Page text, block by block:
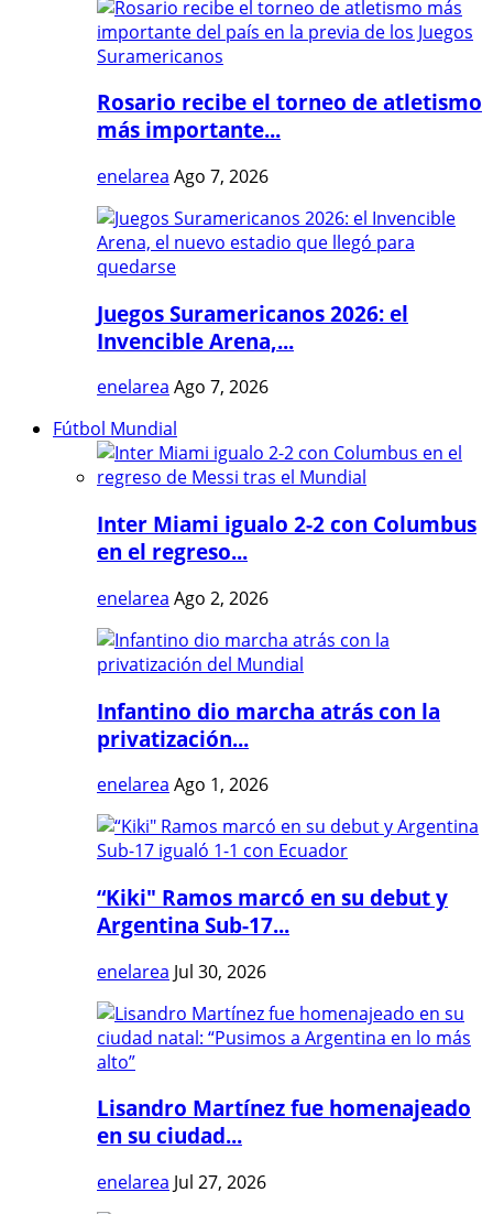
Rosario recibe el torneo de atletismo
más importante...
enelarea Ago 7, 2026
Juegos Suramericanos 2026: el
Invencible Arena,...
enelarea Ago 7, 2026
Fútbol Mundial
Inter Miami igualo 2-2 con Columbus
en el regreso...
enelarea Ago 2, 2026
Infantino dio marcha atrás con la
privatización...
enelarea Ago 1, 2026
“Kiki" Ramos marcó en su debut y
Argentina Sub-17...
enelarea Jul 30, 2026
Lisandro Martínez fue homenajeado
en su ciudad...
enelarea Jul 27, 2026